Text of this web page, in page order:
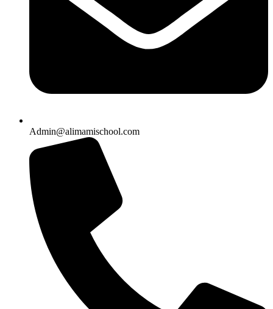
Admin@alimamischool.com